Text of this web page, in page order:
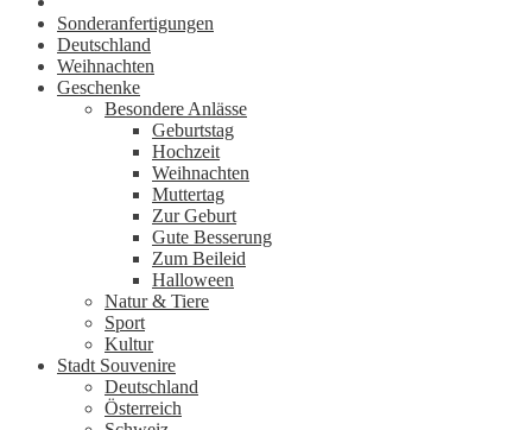
Sonderanfertigungen
Deutschland
Weihnachten
Geschenke
Besondere Anlässe
Geburtstag
Hochzeit
Weihnachten
Muttertag
Zur Geburt
Gute Besserung
Zum Beileid
Halloween
Natur & Tiere
Sport
Kultur
Stadt Souvenire
Deutschland
Österreich